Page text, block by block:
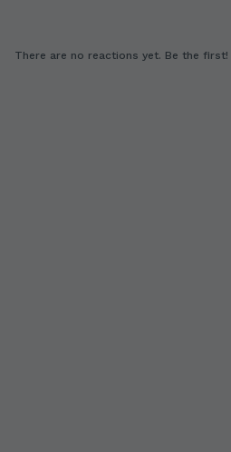
There are no reactions yet. Be the first!